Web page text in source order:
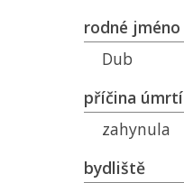
rodné jméno
Dub
příčina úmrtí
zahynula
bydliště